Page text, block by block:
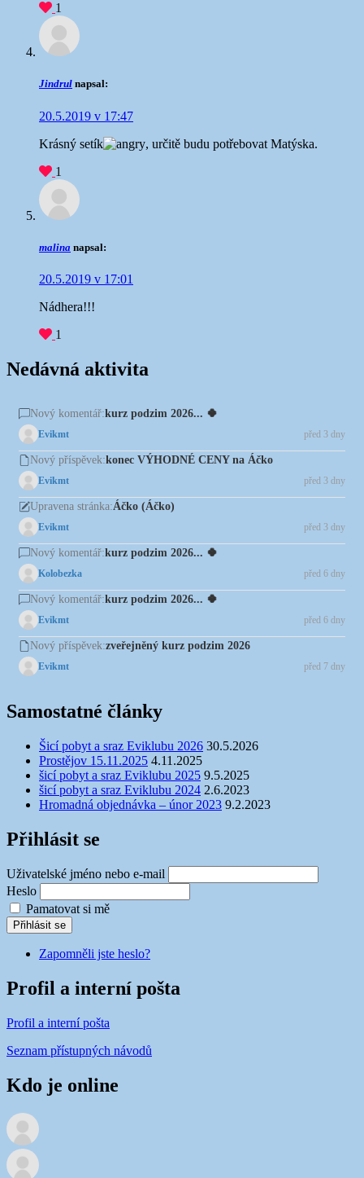
1
Jindrul napsal:
20.5.2019 v 17:47
Krásný setík
, určitě budu potřebovat Matýska.
1
malina napsal:
20.5.2019 v 17:01
Nádhera!!!
1
Nedávná aktivita
Nový komentář:kurz podzim 2026... 🍀
Evikmt před 3 dny
Nový příspěvek:konec VÝHODNÉ CENY na Áčko
Evikmt před 3 dny
Upravena stránka:Áčko (Áčko)
Evikmt před 3 dny
Nový komentář:kurz podzim 2026... 🍀
Kolobezka před 6 dny
Nový komentář:kurz podzim 2026... 🍀
Evikmt před 6 dny
Nový příspěvek:zveřejněný kurz podzim 2026
Evikmt před 7 dny
Samostatné články
Šicí pobyt a sraz Eviklubu 2026 30.5.2026
Prostějov 15.11.2025 4.11.2025
šicí pobyt a sraz Eviklubu 2025 9.5.2025
šicí pobyt a sraz Eviklubu 2024 2.6.2023
Hromadná objednávka – únor 2023 9.2.2023
Přihlásit se
Uživatelské jméno nebo e-mail
Heslo
Pamatovat si mě
Přihlásit se
Zapomněli jste heslo?
Profil a interní pošta
Profil a interní pošta
Seznam přístupných návodů
Kdo je online